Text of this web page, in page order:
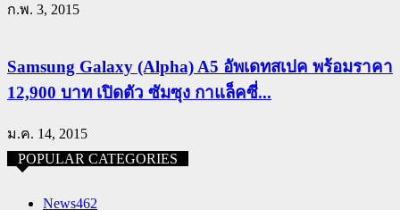
ก.พ. 3, 2015
Samsung Galaxy (Alpha) A5 อัพเดทสเปค พร้อมราคา
12,900 บาท เปิดตัว ซัมซุง กาแล็คซี่...
ม.ค. 14, 2015
POPULAR CATEGORIES
News462